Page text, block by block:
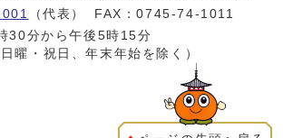
（代表）
FAX：0745-74-1011
30分から午後5時15分
曜・祝日、年末年始を除く）